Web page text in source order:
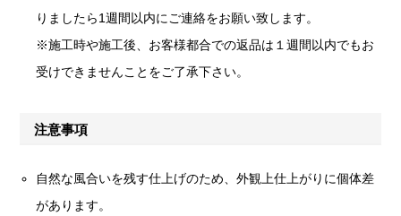
りましたら1週間以内にご連絡をお願い致します。
※施工時や施工後、お客様都合での返品は１週間以内でもお
受けできませんことをご了承下さい。
注意事項
自然な風合いを残す仕上げのため、外観上仕上がりに個体差
があります。